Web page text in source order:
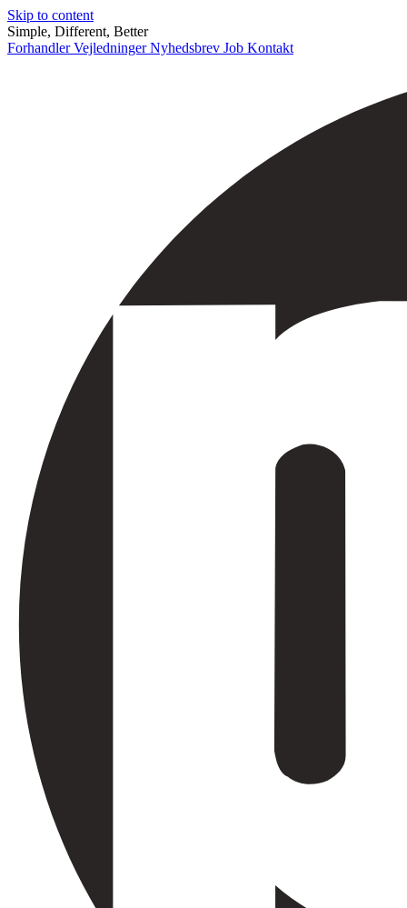
Skip to content
Simple, Different, Better
ForhandlerVejledningerNyhedsbrev Job Kontakt